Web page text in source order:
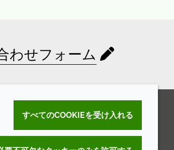
わせフォーム
すべてのCOOKIEを受け入れる